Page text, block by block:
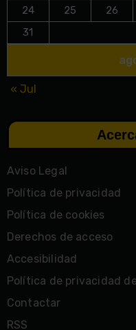
24
25 26
31
« Jul
Aviso Legal
Política de privacidad
Política de cookies
Derechos de acceso
Accesibilidad
Política de privacidad
Contactar
RSS